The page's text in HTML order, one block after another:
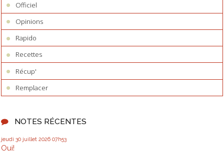
Officiel
Opinions
Rapido
Recettes
Récup'
Remplacer
NOTES RÉCENTES
jeudi 30 juillet 2026 07h53
Oui!